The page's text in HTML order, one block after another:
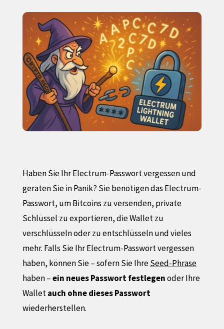
Haben Sie Ihr Electrum-Passwort vergessen und
geraten Sie in Panik? Sie benötigen das Electrum-
Passwort, um Bitcoins zu versenden, private
Schlüssel zu exportieren, die Wallet zu
verschlüsseln oder zu entschlüsseln und vieles
mehr. Falls Sie Ihr Electrum-Passwort vergessen
haben, können Sie – sofern Sie IhreSeed-Phrase
haben –ein neues Passwort festlegenoder Ihre
Walletauch ohne dieses Passwort
wiederherstellen.